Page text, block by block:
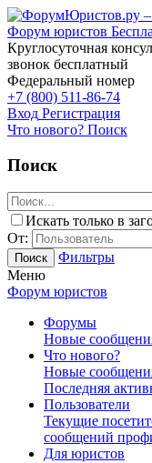
Форум юристов
Круглосуточная
звонок бесплатный
Федеральный номер
+7 (800) 511-86-74
Вход Регистрация
Что нового? Поиск
Поиск
Искать только в
От:
Поиск
Фильтры
Меню
Форум юристов
Форумы
Новые
Что нового?
Новые
Последняя
Пользователи
Текущие
сообщений
Для юристов